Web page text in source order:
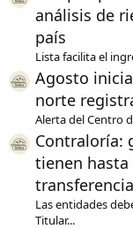
análisis de
país
Lista facilita el
Agosto
norte
Alerta del Centro
Contraloría:
tienen
Las entidades
Titular...